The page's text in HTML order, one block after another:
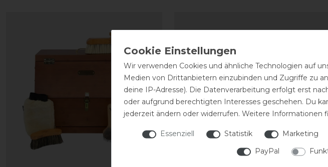
Wir verwenden Cookies und ähnliche Technologien auf
Medien von Drittanbietern einzubinden und Zugriffe zu
deine IP-Adresse). Die Datenverarbeitung erfolgt erst
oder aufgrund berechtigten Interesses geschehen. Du
jederzeit ändern oder widerrufen. Weitere Informationen
Essenziell Statistik Marketing
PayPal